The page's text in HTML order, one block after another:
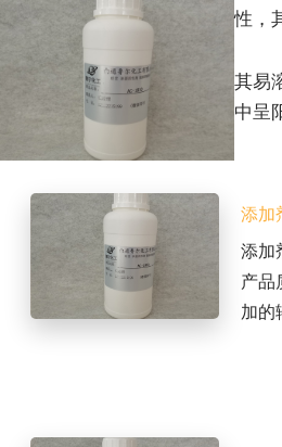
性，
其易
中呈
添加
添加
产品
加的